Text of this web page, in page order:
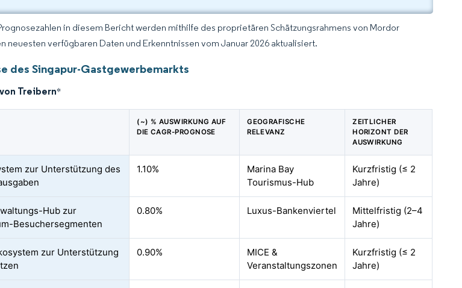
in diesem Bericht werden mithilfe des proprietären Schätzungsrahmens von Mordor
neuesten verfügbaren Daten und Erkenntnissen vom Januar 2026 aktualisiert.
des Singapur-Gastgewerbemarkts
Treibern*
(~) % AUSWIRKUNG AUF
DIE CAGR-PROGNOSE
GEOGRAFISCHE
RELEVANZ
ZEITLICHER
HORIZONT DER
AUSWIRKUNG
zur Unterstützung des
1.10%
Marina Bay
Tourismus-Hub
Kurzfristig (≤ 2
Jahre)
Hub zur
Besuchersegmenten
0.80% Luxus-Bankenviertel
Mittelfristig (2–4
Jahre)
zur Unterstützung
0.90%
MICE &
Veranstaltungszonen
Kurzfristig (≤ 2
Jahre)